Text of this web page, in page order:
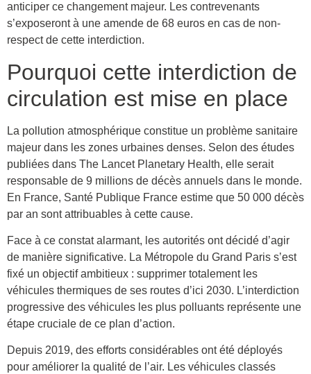
anticiper ce changement majeur. Les contrevenants
s’exposeront à une amende de 68 euros en cas de non-
respect de cette interdiction.
Pourquoi cette interdiction de
circulation est mise en place
La pollution atmosphérique constitue un problème sanitaire
majeur dans les zones urbaines denses. Selon des études
publiées dans The Lancet Planetary Health, elle serait
responsable de 9 millions de décès annuels dans le monde.
En France, Santé Publique France estime que 50 000 décès
par an sont attribuables à cette cause.
Face à ce constat alarmant, les autorités ont décidé d’agir
de manière significative. La Métropole du Grand Paris s’est
fixé un objectif ambitieux : supprimer totalement les
véhicules thermiques de ses routes d’ici 2030. L’interdiction
progressive des véhicules les plus polluants représente une
étape cruciale de ce plan d’action.
Depuis 2019, des efforts considérables ont été déployés
pour améliorer la qualité de l’air. Les véhicules classés